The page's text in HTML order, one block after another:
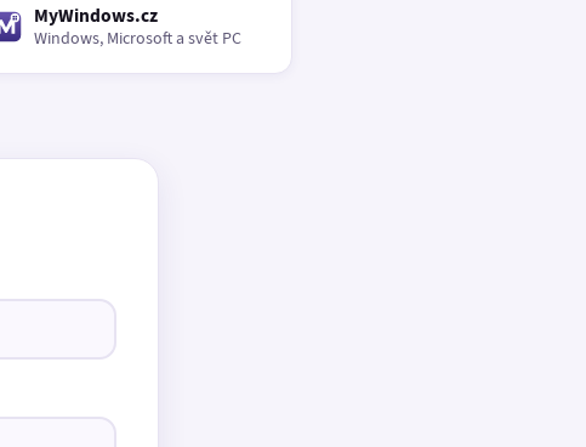
MyWindows.cz
Windows, Microsoft a svět PC